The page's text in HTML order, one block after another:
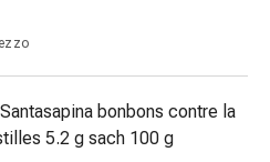
Santasapina bonbons contre la
5.2 g sach 100 g